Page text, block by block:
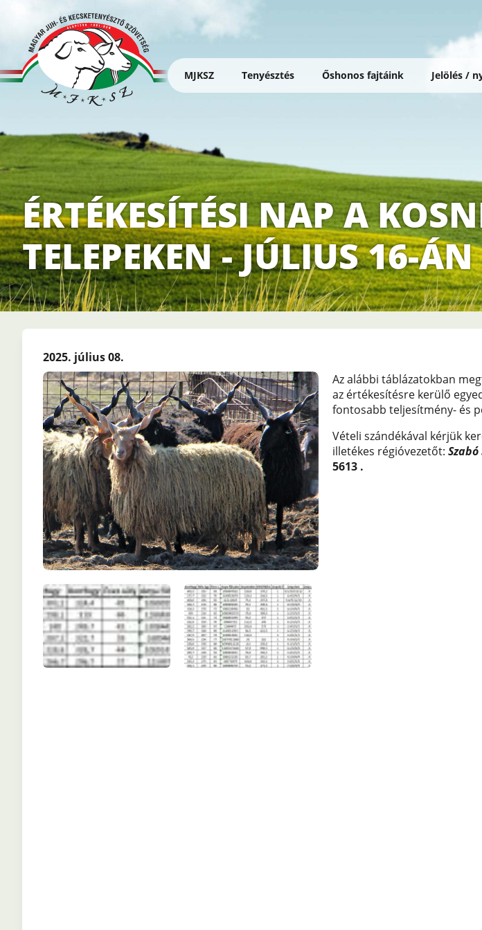
tartalomra
Juh-
Kecsketenyésztő
Szövetség
MJKSZ Tenyésztés Őshonos fajtáink Jelölés /
ÉRTÉKESÍTÉSI NAP A
TELEPEKEN - JÚLIUS 16-ÁN
2025. július 08.
Az alábbi táblázatokban
az értékesítésre kerülő
fontosabb teljesítmény- és
Vételi szándékával kérjük
illetékes régióvezetőt:
5613 .